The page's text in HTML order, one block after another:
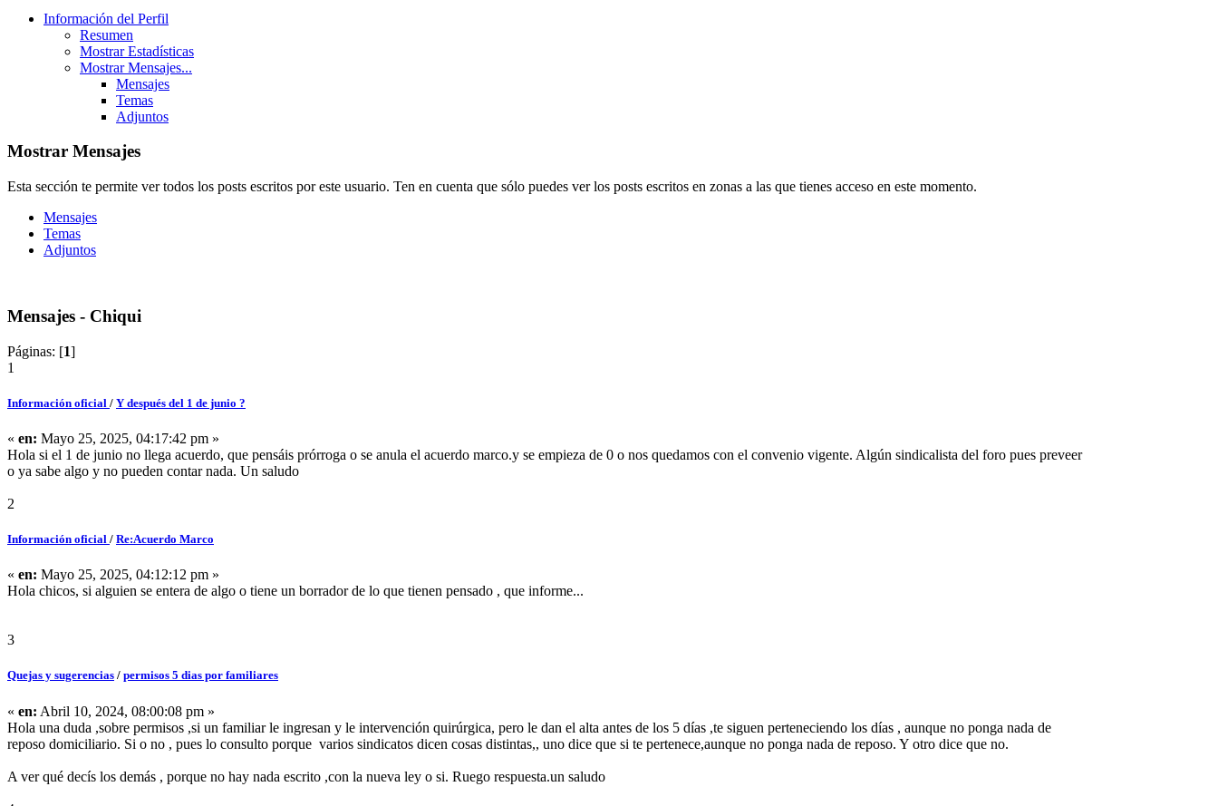
Información del Perfil
Resumen
Mostrar Estadísticas
Mostrar Mensajes...
Mensajes
Temas
Adjuntos
Mostrar Mensajes
Esta sección te permite ver todos los posts escritos por este usuario. Ten en cuenta que sólo puedes ver los posts escritos en zonas a las que tienes acceso en este momento.
Mensajes
Temas
Adjuntos
Mensajes - Chiqui
Páginas: [1]
1
Información oficial / Y después del 1 de junio ?
« en: Mayo 25, 2025, 04:17:42 pm »
Hola si el 1 de junio no llega acuerdo, que pensáis prórroga o se anula el acuerdo marco.y se empieza de 0 o nos quedamos con el convenio vigente. Algún sindicalista del foro pues preveer
o ya sabe algo y no pueden contar nada. Un saludo
2
Información oficial / Re:Acuerdo Marco
« en: Mayo 25, 2025, 04:12:12 pm »
Hola chicos, si alguien se entera de algo o tiene un borrador de lo que tienen pensado , que informe...
3
Quejas y sugerencias / permisos 5 dias por familiares
« en: Abril 10, 2024, 08:00:08 pm »
Hola una duda ,sobre permisos ,si un familiar le ingresan y le intervención quirúrgica, pero le dan el alta antes de los 5 días ,te siguen perteneciendo los días , aunque no ponga nada de
reposo domiciliario. Si o no , pues lo consulto porque varios sindicatos dicen cosas distintas,, uno dice que si te pertenece,aunque no ponga nada de reposo. Y otro dice que no.
A ver qué decís los demás , porque no hay nada escrito ,con la nueva ley o si. Ruego respuesta.un saludo